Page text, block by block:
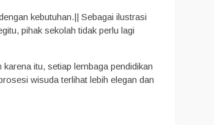
kebutuhan.|| Sebagai ilustrasi
pihak sekolah tidak perlu lagi
itu, setiap lembaga pendidikan
wisuda terlihat lebih elegan dan